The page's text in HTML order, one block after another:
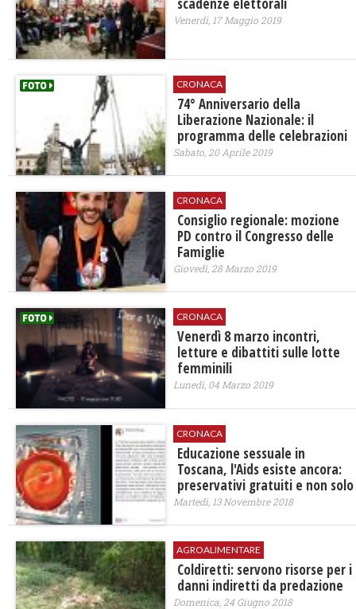
Venerdì, 17 Maggio 2019
CRONACA
74° Anniversario della
Liberazione Nazionale: il
programma delle celebrazioni
Sabato, 20 Aprile 2019
CRONACA
Consiglio regionale: mozione
PD contro il Congresso delle
Famiglie
Giovedì, 28 Marzo 2019
CRONACA
Venerdì 8 marzo incontri,
letture e dibattiti sulle lotte
femminili
Lunedì, 04 Marzo 2019
CRONACA
Educazione sessuale in
Toscana, l'Aids esiste ancora:
preservativi gratuiti e non solo
Martedì, 13 Novembre 2018
AGROALIMENTARE
Coldiretti: servono risorse per i
danni indiretti da predazione
Domenica, 24 Giugno 2018